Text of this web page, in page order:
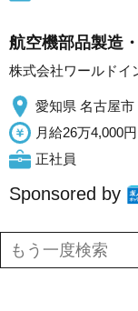
航空機部品製造
株式会社ワールドイ
愛知県 名古屋市
月給26万4,000円
正社員
Sponsored by